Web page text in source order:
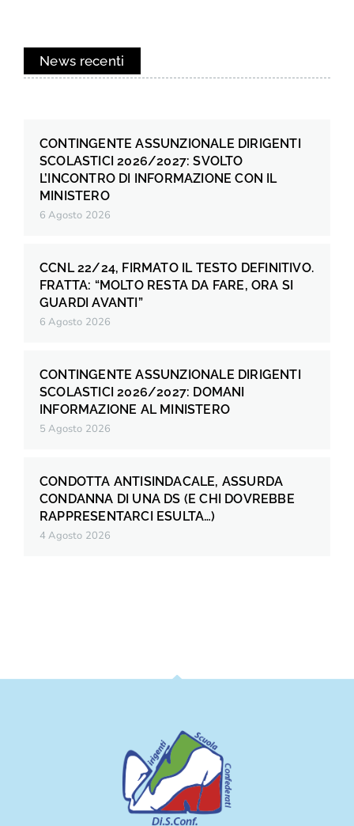
News recenti
CONTINGENTE ASSUNZIONALE DIRIGENTI
SCOLASTICI 2026/2027: SVOLTO
L’INCONTRO DI INFORMAZIONE CON IL
MINISTERO
6 Agosto 2026
CCNL 22/24, FIRMATO IL TESTO DEFINITIVO.
FRATTA: “MOLTO RESTA DA FARE, ORA SI
GUARDI AVANTI”
6 Agosto 2026
CONTINGENTE ASSUNZIONALE DIRIGENTI
SCOLASTICI 2026/2027: DOMANI
INFORMAZIONE AL MINISTERO
5 Agosto 2026
CONDOTTA ANTISINDACALE, ASSURDA
CONDANNA DI UNA DS (E CHI DOVREBBE
RAPPRESENTARCI ESULTA…)
4 Agosto 2026